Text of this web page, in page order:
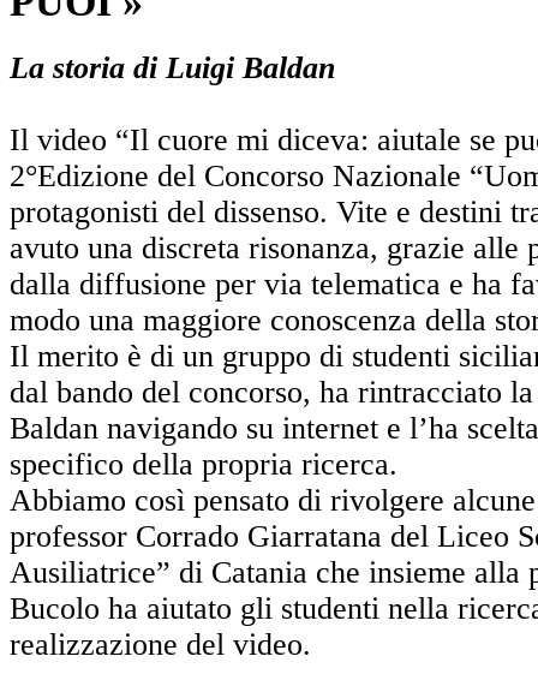
La storia di Luigi Baldan
Il video “Il cuore mi diceva: aiutale se
2°Edizione del Concorso Nazionale
protagonisti del dissenso. Vite e destini
avuto una discreta risonanza, grazie alle
dalla diffusione per via telematica e ha
modo una maggiore conoscenza della
Il merito è di un gruppo di studenti
dal bando del concorso, ha rintracciato
Baldan navigando su internet e l’ha
specifico della propria ricerca.
Abbiamo così pensato di rivolgere
professor Corrado Giarratana del Liceo
Ausiliatrice” di Catania che insieme alla
Bucolo ha aiutato gli studenti nella
realizzazione del video.